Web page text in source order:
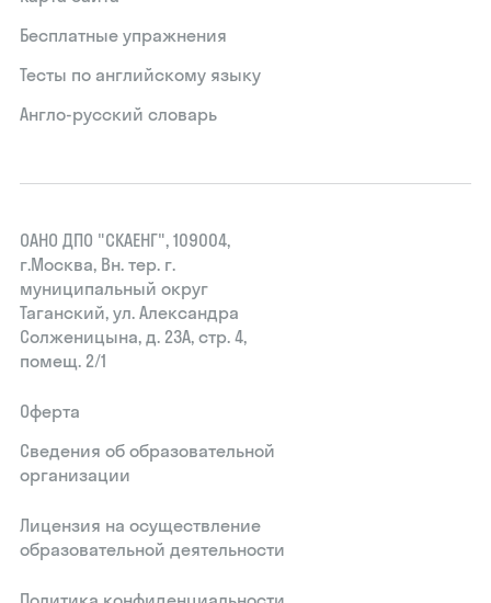
Бесплатные упражнения
Тесты по английскому языку
Англо-русский словарь
ОАНО ДПО "СКАЕНГ", 109004,
г.Москва, Вн. тер. г.
муниципальный округ
Таганский, ул. Александра
Солженицына, д. 23А, стр. 4,
помещ. 2/1
Оферта
Сведения об образовательной
организации
Лицензия на осуществление
образовательной деятельности